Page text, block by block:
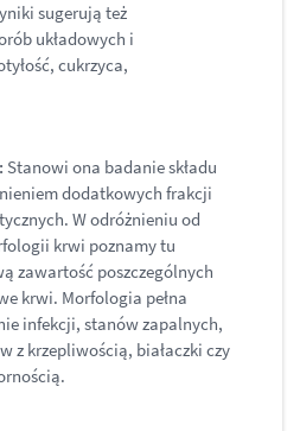
sugerują też
układowych i
cukrzyca,
Stanowi ona badanie składu
dodatkowych frakcji
W odróżnieniu od
krwi poznamy tu
zawartość poszczególnych
krwi. Morfologia pełna
infekcji, stanów zapalnych,
z krzepliwością, białaczki czy